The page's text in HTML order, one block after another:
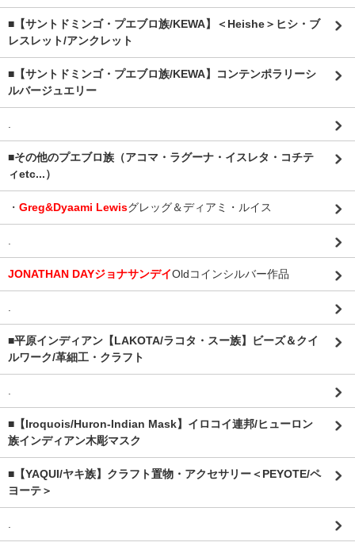
■【サントドミンゴ・プエブロ族/KEWA】＜Heishe＞ヒシ・ブ
レスレット/アンクレット
■【サントドミンゴ・プエブロ族/KEWA】コンテンポラリーシ
ルバージュエリー
■その他のプエブロ族（アコマ・ラグーナ・イスレタ・コチテ
ィetc...）
・ Greg&Dyaami Lewisグレッグ＆ディアミ・ルイス
JONATHAN DAYジョナサンデイOldコインシルバー作品
■平原インディアン【LAKOTA/ラコタ・スー族】ビーズ＆クイ
ルワーク/革細工・クラフト
■【Iroquois/Huron-Indian Mask】イロコイ連邦/ヒューロン
族インディアン木彫マスク
■【YAQUI/ヤキ族】クラフト置物・アクセサリー＜PEYOTE/ペ
ヨーテ＞